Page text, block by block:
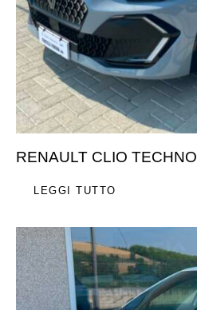
RENAULT CLIO TECHNO
LEGGI TUTTO